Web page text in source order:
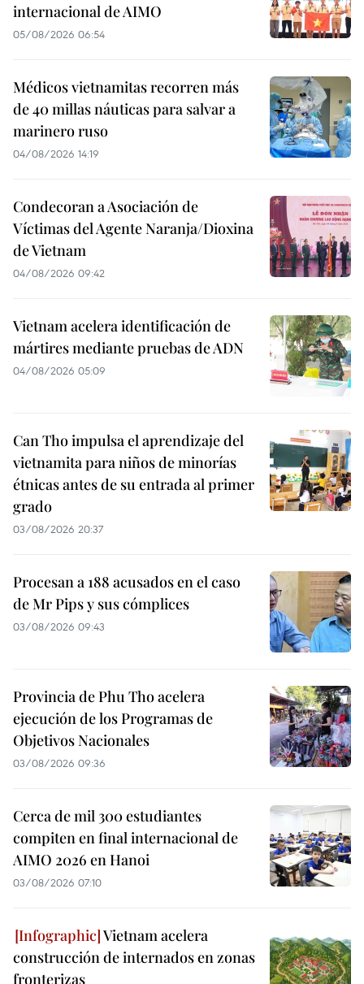
internacional de AIMO
05/08/2026 06:54
Médicos vietnamitas recorren más
de 40 millas náuticas para salvar a
marinero ruso
04/08/2026 14:19
Condecoran a Asociación de
Víctimas del Agente Naranja/Dioxina
de Vietnam
04/08/2026 09:42
Vietnam acelera identificación de
mártires mediante pruebas de ADN
04/08/2026 05:09
Can Tho impulsa el aprendizaje del
vietnamita para niños de minorías
étnicas antes de su entrada al primer
grado
03/08/2026 20:37
Procesan a 188 acusados en el caso
de Mr Pips y sus cómplices
03/08/2026 09:43
Provincia de Phu Tho acelera
ejecución de los Programas de
Objetivos Nacionales
03/08/2026 09:36
Cerca de mil 300 estudiantes
compiten en final internacional de
AIMO 2026 en Hanoi
03/08/2026 07:10
Vietnam acelera
construcción de internados en zonas
fronterizas